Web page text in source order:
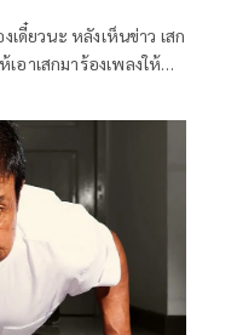
ดี๋ยวนะ หลังเห็นข่าว เสก
าเสกมาร้องเพลงให้ฟัง